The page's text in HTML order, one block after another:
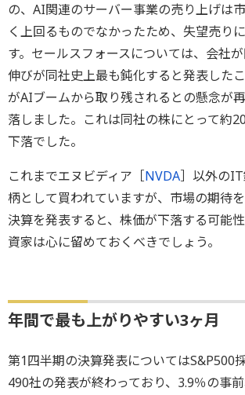
の、AI関連のサーバー事業の売り上げは
く上回るものでなかったため、失望売り
す。セールスフォースについては、会社
伸びが同社史上最も鈍化すると発表した
がAIブームから取り残されるとの懸念が
落しました。これは同社の株にとって約
下落でした。
これまでエヌビディア［NVDA］以外の
柄として買われていますが、市場の期待
決算を発表すると、株価が下落する可能
資家は心に留めておくべきでしょう。
年間で最も上がりやすい3ヶ月
第1四半期の決算発表についてはS&P500
490社の発表が終わっており、3.9％の事